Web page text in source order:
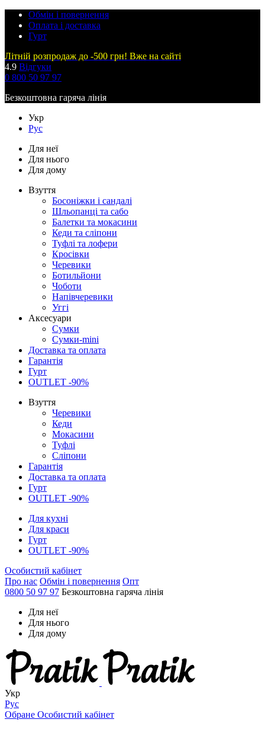
Обмін і повернення
Оплата і доставка
Гурт
Літній розпродаж до -500 грн! Вже на сайті
4.9 Відгуки
0 800 50 97 97
Безкоштовна гаряча лінія
Укр
Рус
Для неї
Для нього
Для дому
Взуття
Босоніжки і сандалі
Шльопанці та сабо
Балетки та мокасини
Кеди та сліпони
Туфлі та лофери
Кросівки
Черевики
Ботильйони
Чоботи
Напівчеревики
Уггі
Аксесуари
Сумки
Сумки-mini
Доставка та оплата
Гарантія
Гурт
OUTLET -90%
Взуття
Черевики
Кеди
Мокасини
Туфлі
Сліпони
Гарантія
Доставка та оплата
Гурт
OUTLET -90%
Для кухні
Для краси
Гурт
OUTLET -90%
Особистий кабінет
Про нас Обмін і повернення Опт
0800 50 97 97 Безкоштовна гаряча лінія
Для неї
Для нього
Для дому
Укр
Рус
Обране Особистий кабінет